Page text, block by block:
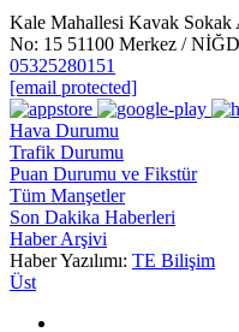
Kale Mahallesi Kavak Sokak
No: 15 51100 Merkez /
05325280151
[email protected]
Hava Durumu
Trafik Durumu
Puan Durumu ve Fikstür
Tüm Manşetler
Son Dakika Haberleri
Haber Arşivi
Haber Yazılımı: TE Bilişim
Üst